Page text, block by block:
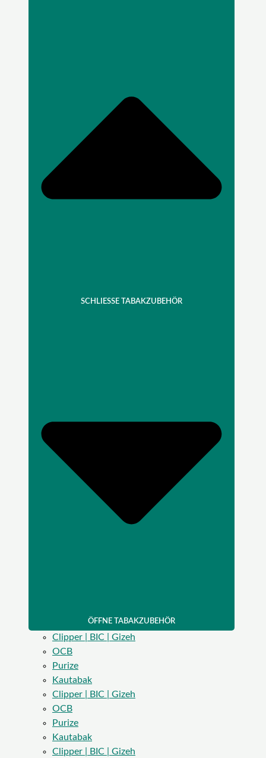
SCHLIESSE TABAKZUBEHÖR
ÖFFNE TABAKZUBEHÖR
Clipper | BIC | Gizeh
OCB
Purize
Kautabak
Clipper | BIC | Gizeh
OCB
Purize
Kautabak
Clipper | BIC | Gizeh